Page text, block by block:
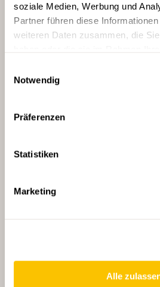
soziale Medien, Werbung und
Partner führen diese
weiteren Daten zusammen, die
Notwendig
Präferenzen
Statistiken
Marketing
Alle
HAUPTPARTNERIN UND
PARTNER
BETREIBER